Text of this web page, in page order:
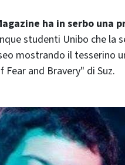
ha in serbo una
studenti Unibo che la
mostrando il tesserino
Fear and Bravery" di Suz.